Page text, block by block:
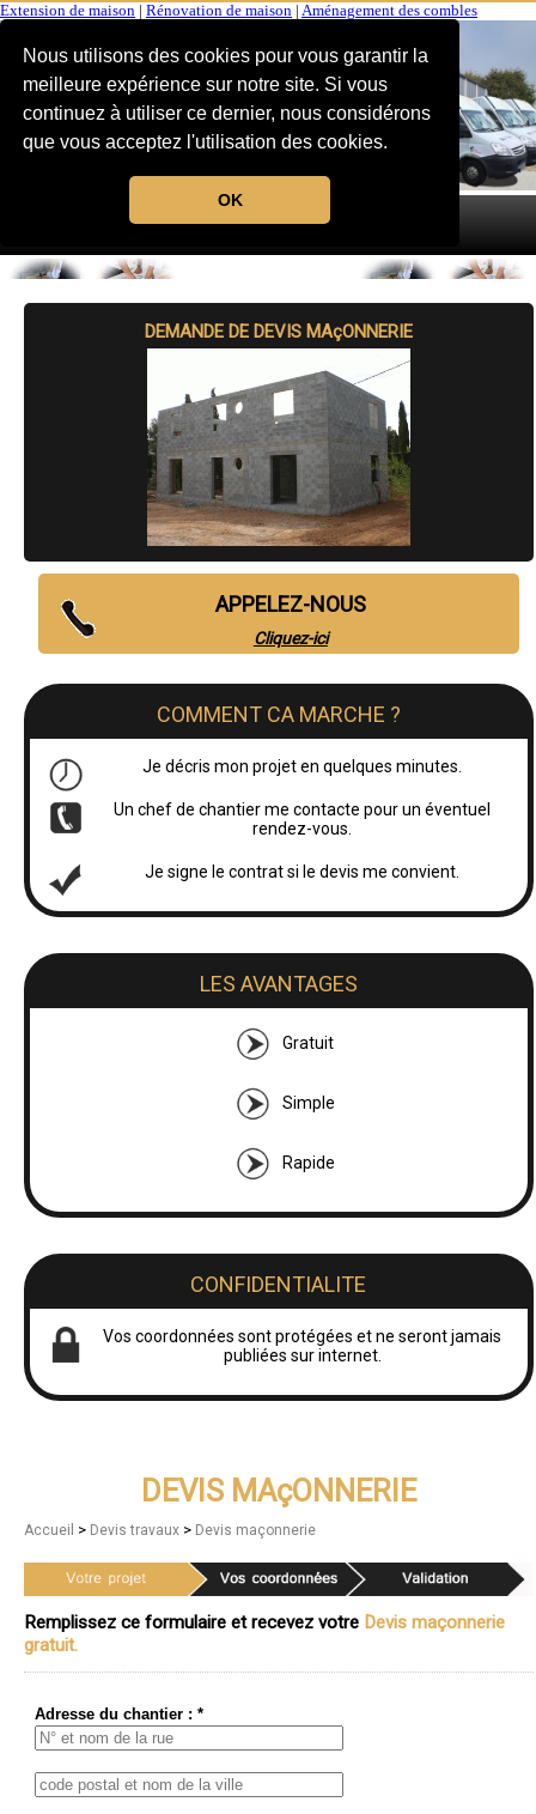
Nous utilisons des cookies pour vous garantir la
meilleure expérience sur notre site. Si vous
continuez à utiliser ce dernier, nous considérons
que vous acceptez l'utilisation des cookies.
OK
Extension de maison Rénovation de maison Aménagement des combles
MENU
DEMANDE DE DEVIS MAçONNERIE
APPELEZ-NOUS
Cliquez-ici
COMMENT CA MARCHE ?
Je décris mon projet en quelques minutes.
Un chef de chantier me contacte pour un éventuel
rendez-vous.
Je signe le contrat si le devis me convient.
LES AVANTAGES
Gratuit
Simple
Rapide
CONFIDENTIALITE
Vos coordonnées sont protégées et ne seront jamais
publiées sur internet.
DEVIS MAçONNERIE
Accueil > Devis travaux > Devis maçonnerie
Remplissez ce formulaire et recevez votre Devis maçonnerie
gratuit.
Adresse du chantier : *